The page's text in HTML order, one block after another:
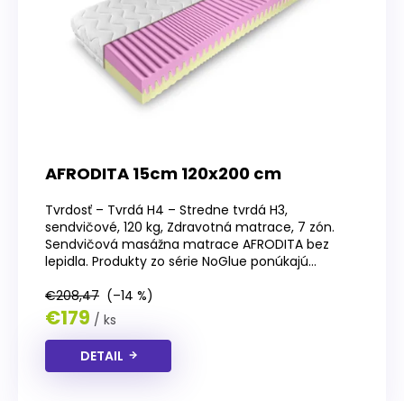
AFRODITA 15cm 120x200 cm
Tvrdosť – Tvrdá H4 – Stredne tvrdá H3,
sendvičové, 120 kg, Zdravotná matrace, 7 zón.
Sendvičová masážna matrace AFRODITA bez
lepidla. Produkty zo série NoGlue ponúkajú...
€208,47 (–14 %)
€179 / ks
DETAIL